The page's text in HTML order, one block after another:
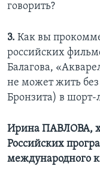
говорить?
3. Как вы
российских
Балагова,
не может жить
Бронзита) в
Ирина ПАВЛОВА,
Российских
международного